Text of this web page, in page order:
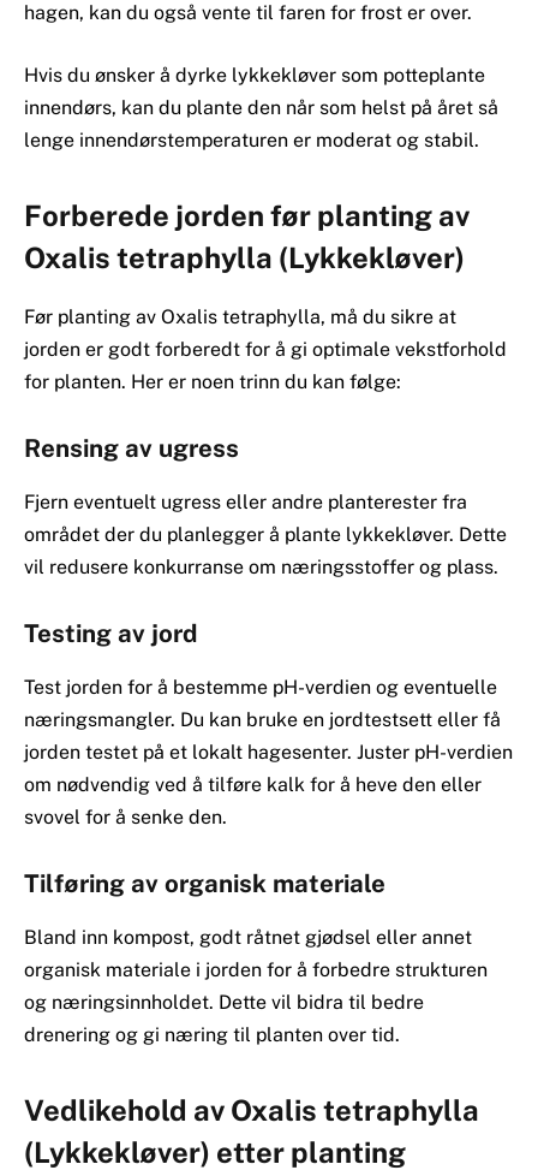
hagen, kan du også vente til faren for frost er over.
Hvis du ønsker å dyrke lykkekløver som potteplante
innendørs, kan du plante den når som helst på året så
lenge innendørstemperaturen er moderat og stabil.
Forberede jorden før planting av
Oxalis tetraphylla (Lykkekløver)
Før planting av Oxalis tetraphylla, må du sikre at
jorden er godt forberedt for å gi optimale vekstforhold
for planten. Her er noen trinn du kan følge:
Rensing av ugress
Fjern eventuelt ugress eller andre planterester fra
området der du planlegger å plante lykkekløver. Dette
vil redusere konkurranse om næringsstoffer og plass.
Testing av jord
Test jorden for å bestemme pH-verdien og eventuelle
næringsmangler. Du kan bruke en jordtestsett eller få
jorden testet på et lokalt hagesenter. Juster pH-verdien
om nødvendig ved å tilføre kalk for å heve den eller
svovel for å senke den.
Tilføring av organisk materiale
Bland inn kompost, godt råtnet gjødsel eller annet
organisk materiale i jorden for å forbedre strukturen
og næringsinnholdet. Dette vil bidra til bedre
drenering og gi næring til planten over tid.
Vedlikehold av Oxalis tetraphylla
(Lykkekløver) etter planting